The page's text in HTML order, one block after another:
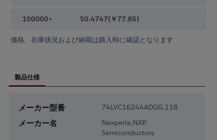
100000+ $0.4747(￥77.85)
価格、在庫状況および納期は購入時に確認となります
製品仕様
メーカー型番 74LVC16244ADGG,118
メーカー名
Nexperia,NXP
Semiconductors